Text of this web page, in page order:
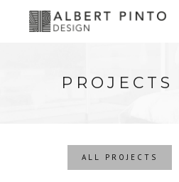
PROJECTS
ALL PROJECTS